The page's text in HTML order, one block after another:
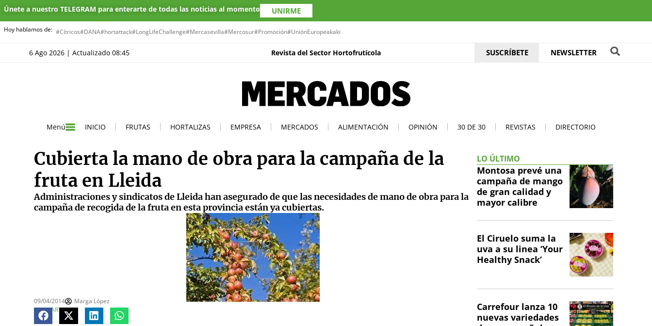
Únete a nuestro TELEGRAM para enterarte de todas las noticias al momento UNIRME
Hoy hablamos de: #Cítricos#DANA#hortattack#LongLifeChallenge#Mercasevilla#Mercosur#Promoción#UniónEuropeakaki
6 Ago 2026 | Actualizado 08:45 Revista del Sector Hortofrutícola SUSCRÍBETE NEWSLETTER
Menú INICIO FRUTAS HORTALIZAS EMPRESA MERCADOS ALIMENTACIÓN OPINIÓN 30 DE 30 REVISTAS DIRECTORIO
Cubierta la mano de obra para la campaña de la
fruta en Lleida
Administraciones y sindicatos de Lleida han asegurado de que las necesidades de mano de obra para la
campaña de recogida de la fruta en esta provincia están ya cubiertas.
09/04/2014
Marga López
COMPARTE
LO ÚLTIMO
Montosa prevé una
campaña de mango
de gran calidad y
mayor calibre
El Ciruelo suma la
uva a su linea ‘Your
Healthy Snack’
Carrefour lanza 10
nuevas variedades